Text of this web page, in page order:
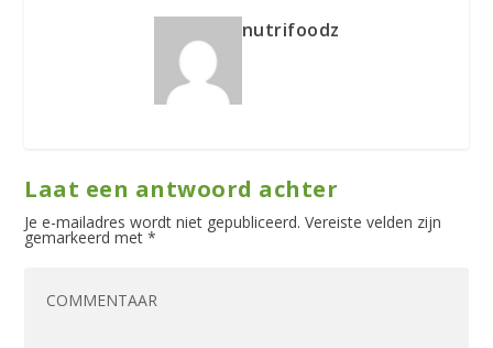
nutrifoodz
Laat een antwoord achter
Je e-mailadres wordt niet gepubliceerd. Vereiste velden zijn
gemarkeerd met*